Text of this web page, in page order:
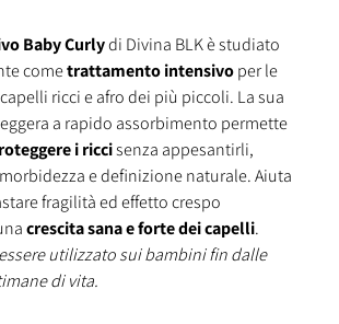
Baby Curlydi Divina BLK è studiato
cometrattamento intensivoper le
ricci e afro dei più piccoli. La sua
a rapido assorbimento permette
i riccisenza appesantirli,
e definizione naturale. Aiuta
fragilità ed effetto crespo
crescita sana e fortedei capelli.
utilizzato sui bambini fin dalle
di vita.